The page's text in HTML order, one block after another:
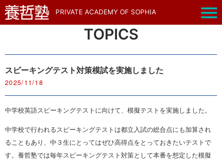
PRIVATE ACADEMY OF SOPHIA
TOPICS
スピーキングテスト対策模試を実施しました
2025/11/18
中学校英語スピーキングテストに向けて、模擬テストを実施しました。
中学校で行われるスピーキングテストは都立入試の総合点にも加算され
ることもあり、中３生にとってはぜひ高得点をとっておきたいテストで
す。養哲塾では毎年スピーキングテスト対策として本番を想定した模擬